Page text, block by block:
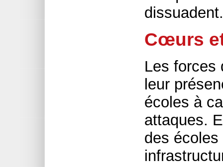
Cœurs
Les forces
leur
écoles à
attaques.
des